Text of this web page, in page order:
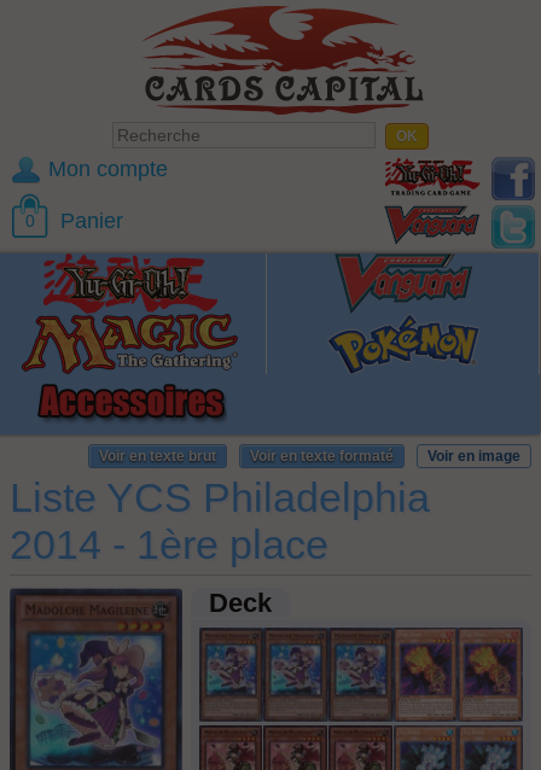
Liste YCS Philadelphia
2014 - 1ère place
Voir en texte brut Voir en texte formaté Voir en image
Deck
Mon compte
0 Panier